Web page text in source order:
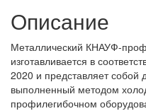
Описание
Металлический КНАУФ-
изготавливается в
2020 и представляет
выполненный методом
профилегибочном